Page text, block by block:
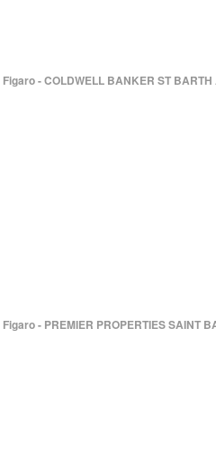
- COLDWELL BANKER ST BARTH
- PREMIER PROPERTIES SAINT